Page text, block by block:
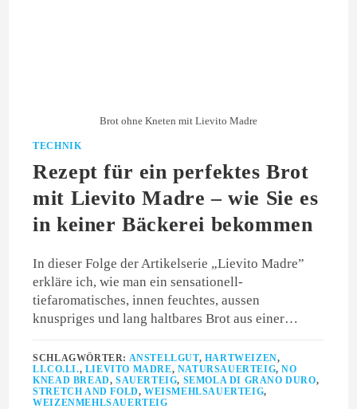
Brot ohne Kneten mit Lievito Madre
TECHNIK
Rezept für ein perfektes Brot
mit Lievito Madre – wie Sie es
in keiner Bäckerei bekommen
In dieser Folge der Artikelserie „Lievito Madre”
erkläre ich, wie man ein sensationell-
tiefaromatisches, innen feuchtes, aussen
knuspriges und lang haltbares Brot aus einer…
SCHLAGWÖRTER: ANSTELLGUT, HARTWEIZEN,
LI.CO.LI., LIEVITO MADRE, NATURSAUERTEIG,NO
KNEAD BREAD,SAUERTEIG, SEMOLA DI GRANO DURO,
STRETCH AND FOLD,WEISMEHLSAUERTEIG,
WEIZENMEHLSAUERTEIG